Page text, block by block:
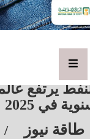
يرتفع
في 2025
طاقة نيوز /